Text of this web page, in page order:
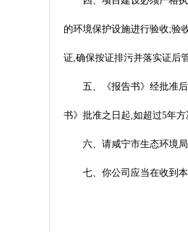
的环境保护设施进行验收;验
证,确保按证排污并落实证后
五、《报告书》经批准
书》批准之日起,如超过5年
六、请咸宁市生态环境
七、你公司应当在收到